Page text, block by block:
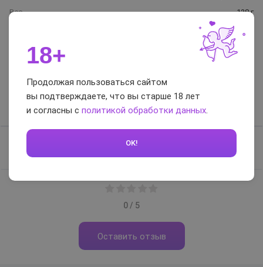
Вес
128 г
Отзывы и вопросы-
ответы
Отзывы Вопросы-ответы
0 / 5
Оставить отзыв
18+
Продолжая пользоваться сайтом
вы подтверждаете, что вы старше 18 лет
и согласны с политикой обработки данных
OK!